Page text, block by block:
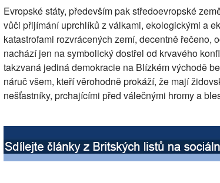
Evropské státy, především pak středoevropské
vůči přijímání uprchlíků z válkami, ekologickými a
katastrofami rozvrácených zemí, decentně řečeno,
nachází jen na symbolický dostřel od krvavého
takzvaná jediná demokracie na Blízkém východě
náruč všem, kteří věrohodně prokáží, že mají
nešťastníky, prchajícími před válečnými hromy a